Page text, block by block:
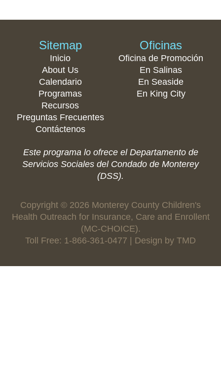
Sitemap
Inicio
About Us
Calendario
Programas
Recursos
Preguntas Frecuentes
Contáctenos
Oficinas
Oficina de Promoción
En Salinas
En Seaside
En King City
Este programa lo ofrece el Departamento de
Servicios Sociales del Condado de Monterey
(DSS).
Copyright © 2026 Monterey County Children's
Health Outreach for Insurance, Care and Enrollent
(MC-CHOICE).
Toll Free: 1-866-361-0477 | Design by TMD